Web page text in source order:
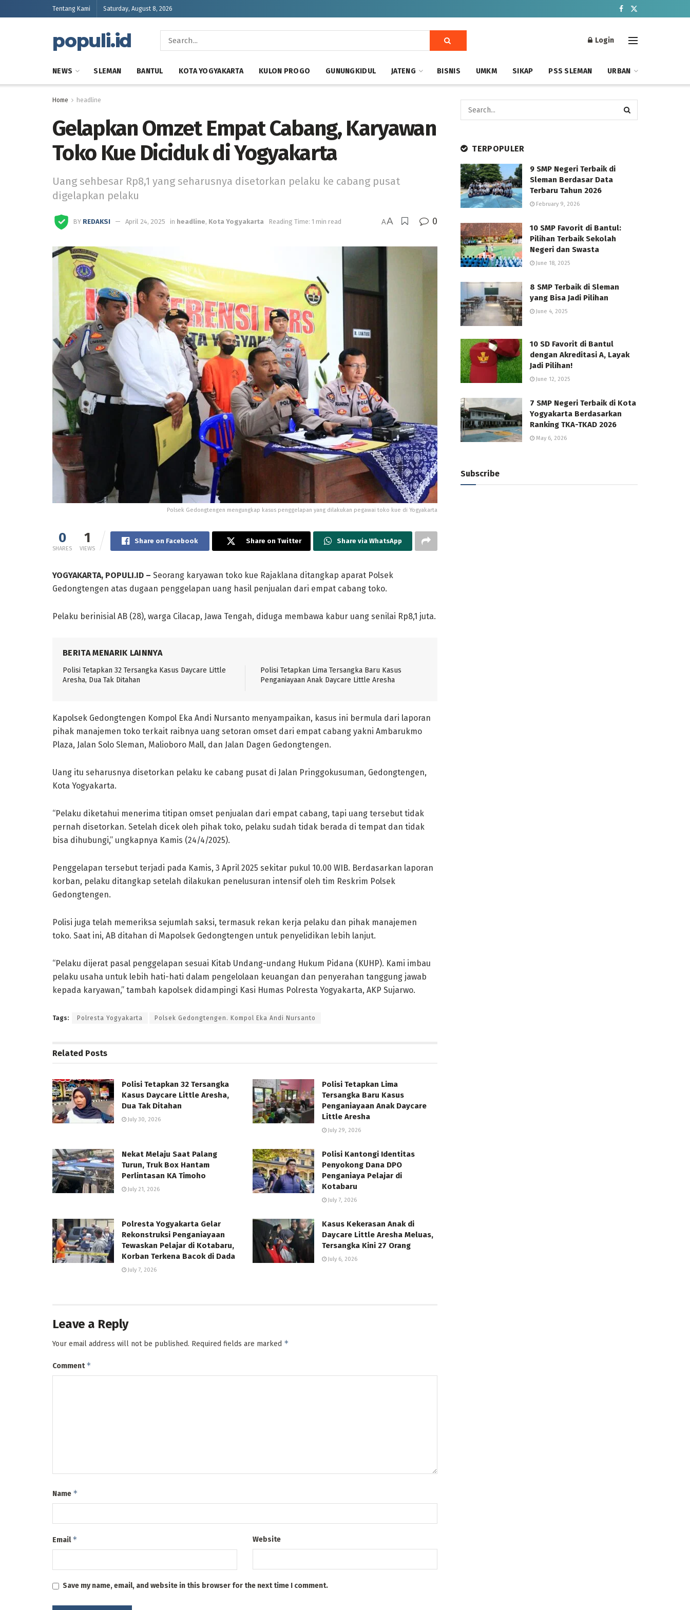
Tentang Kami Saturday, August 8, 2026
populi.id Login
NEWS SLEMAN BANTUL KOTA YOGYAKARTA KULON PROGO GUNUNGKIDUL JATENG BISNIS UMKM SIKAP PSS SLEMAN URBAN
Home headline
Gelapkan Omzet Empat Cabang, Karyawan
Toko Kue Diciduk di Yogyakarta
Uang sehbesar Rp8,1 yang seharusnya disetorkan pelaku ke cabang pusat
digelapkan pelaku
BY REDAKSI April 24, 2025 in headline, Kota Yogyakarta Reading Time: 1 min read AA 0
Polsek Gedongtengen mengungkap kasus penggelapan yang dilakukan pegawai toko kue di Yogyakarta
0
SHARES
1
VIEWS
Share on Facebook Share on Twitter Share via WhatsApp
YOGYAKARTA, POPULI.ID – Seorang karyawan toko kue Rajaklana ditangkap aparat Polsek
Gedongtengen atas dugaan penggelapan uang hasil penjualan dari empat cabang toko.
Pelaku berinisial AB (28), warga Cilacap, Jawa Tengah, diduga membawa kabur uang senilai Rp8,1 juta.
BERITA MENARIK LAINNYA
Polisi Tetapkan 32 Tersangka Kasus Daycare Little
Aresha, Dua Tak Ditahan
Polisi Tetapkan Lima Tersangka Baru Kasus
Penganiayaan Anak Daycare Little Aresha
Kapolsek Gedongtengen Kompol Eka Andi Nursanto menyampaikan, kasus ini bermula dari laporan
pihak manajemen toko terkait raibnya uang setoran omset dari empat cabang yakni Ambarukmo
Plaza, Jalan Solo Sleman, Malioboro Mall, dan Jalan Dagen Gedongtengen.
Uang itu seharusnya disetorkan pelaku ke cabang pusat di Jalan Pringgokusuman, Gedongtengen,
Kota Yogyakarta.
“Pelaku diketahui menerima titipan omset penjualan dari empat cabang, tapi uang tersebut tidak
pernah disetorkan. Setelah dicek oleh pihak toko, pelaku sudah tidak berada di tempat dan tidak
bisa dihubungi,” ungkapnya Kamis (24/4/2025).
Penggelapan tersebut terjadi pada Kamis, 3 April 2025 sekitar pukul 10.00 WIB. Berdasarkan laporan
korban, pelaku ditangkap setelah dilakukan penelusuran intensif oleh tim Reskrim Polsek
Gedongtengen.
Polisi juga telah memeriksa sejumlah saksi, termasuk rekan kerja pelaku dan pihak manajemen
toko. Saat ini, AB ditahan di Mapolsek Gedongtengen untuk penyelidikan lebih lanjut.
“Pelaku dijerat pasal penggelapan sesuai Kitab Undang-undang Hukum Pidana (KUHP). Kami imbau
pelaku usaha untuk lebih hati-hati dalam pengelolaan keuangan dan penyerahan tanggung jawab
kepada karyawan,” tambah kapolsek didampingi Kasi Humas Polresta Yogyakarta, AKP Sujarwo.
Tags: Polresta Yogyakarta Polsek Gedongtengen. Kompol Eka Andi Nursanto
Related Posts
Polisi Tetapkan 32 Tersangka
Kasus Daycare Little Aresha,
Dua Tak Ditahan
July 30, 2026
Polisi Tetapkan Lima
Tersangka Baru Kasus
Penganiayaan Anak Daycare
Little Aresha
July 29, 2026
Nekat Melaju Saat Palang
Turun, Truk Box Hantam
Perlintasan KA Timoho
July 21, 2026
Polisi Kantongi Identitas
Penyokong Dana DPO
Penganiaya Pelajar di
Kotabaru
July 7, 2026
Polresta Yogyakarta Gelar
Rekonstruksi Penganiayaan
Tewaskan Pelajar di Kotabaru,
Korban Terkena Bacok di Dada
July 7, 2026
Kasus Kekerasan Anak di
Daycare Little Aresha Meluas,
Tersangka Kini 27 Orang
July 6, 2026
Leave a Reply
Your email address will not be published. Required fields are marked *
Comment*
Name *
Email* Website
Save my name, email, and website in this browser for the next time I comment.
TERPOPULER
9 SMP Negeri Terbaik di
Sleman Berdasar Data
Terbaru Tahun 2026
February 9, 2026
10 SMP Favorit di Bantul:
Pilihan Terbaik Sekolah
Negeri dan Swasta
June 18, 2025
8 SMP Terbaik di Sleman
yang Bisa Jadi Pilihan
June 4, 2025
10 SD Favorit di Bantul
dengan Akreditasi A, Layak
Jadi Pilihan!
June 12, 2025
7 SMP Negeri Terbaik di Kota
Yogyakarta Berdasarkan
Ranking TKA-TKAD 2026
May 6, 2026
Subscribe